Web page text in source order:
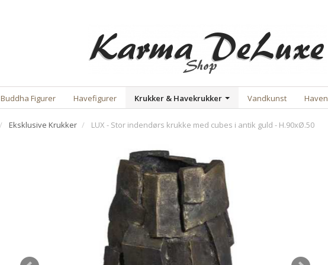
Buddha Figurer Havefigurer Krukker & Havekrukker Vandkunst Haven
Eksklusive Krukker LUX - Stor indendørs krukke med cubes i antik guld - H.90xØ.50